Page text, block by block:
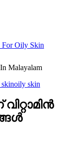
For Oily Skin
Malayalam
oily skin